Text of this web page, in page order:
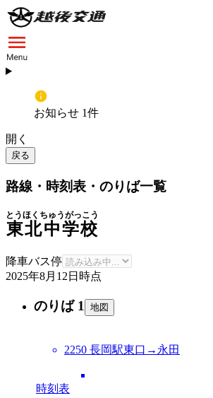
お知らせ 1件
開く
戻る
路線・時刻表・のりば一覧
東北中学校
とうほくちゅうがっこう
降車バス停
2025年8月12日 時点
のりば 1 地図
2250 長岡駅東口→永田
時刻表